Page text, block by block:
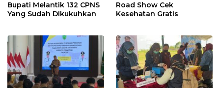
Bupati Melantik 132 CPNS
Yang Sudah Dikukuhkan
Road Show Cek
Kesehatan Gratis